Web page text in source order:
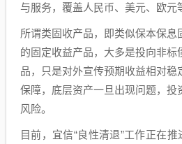
与服务，覆盖人民币、美元、欧元
所谓类固收产品，即类似保本保息
的固定收益产品，大多是投向非标
品，只是对外宣传预期收益相对稳
保障，底层资产一旦出现问题，投
风险。
目前，宜信“良性清退”工作正在推